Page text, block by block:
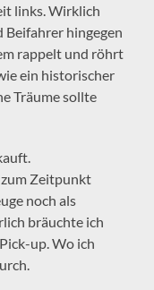
links. Wirklich
Beifahrer hingegen
rappelt und röhrt
ein historischer
Träume sollte
zum Zeitpunkt
noch als
bräuchte ich
up. Wo ich